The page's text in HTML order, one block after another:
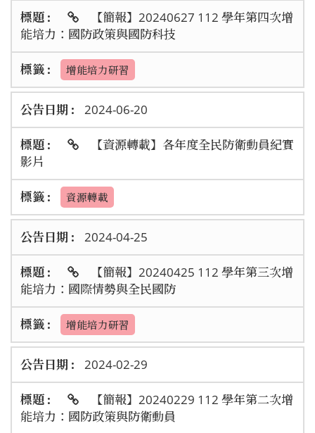
【簡報】20240627 112 學年第四次增
能培力：國防政策與國防科技
增能培力研習
2024-06-20
【資源轉載】各年度全民防衛動員紀實
影片
資源轉載
2024-04-25
【簡報】20240425 112 學年第三次增
能培力：國際情勢與全民國防
增能培力研習
2024-02-29
【簡報】20240229 112 學年第二次增
能培力：國防政策與防衛動員